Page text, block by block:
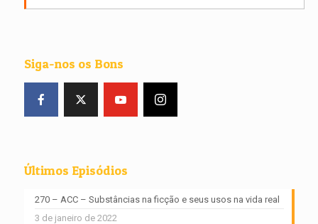
Siga-nos os Bons
Últimos Episódios
270 – ACC – Substâncias na ficção e seus usos na vida real
3 de janeiro de 2022